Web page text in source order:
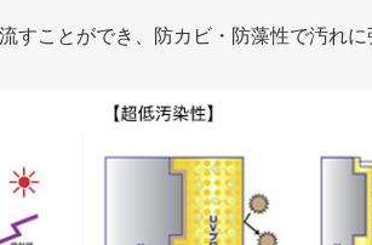
すことができ、防カビ・防藻性で汚れに